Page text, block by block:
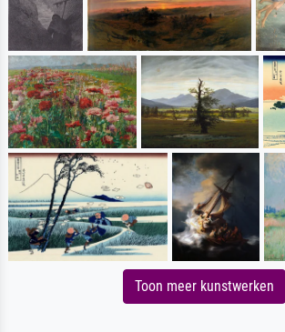
Toon meer kunstwerken